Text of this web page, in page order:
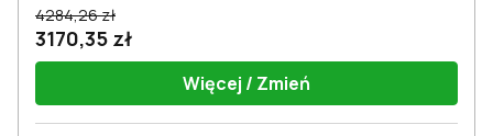
4284,26 zł
3170,35 zł
Więcej / Zmień